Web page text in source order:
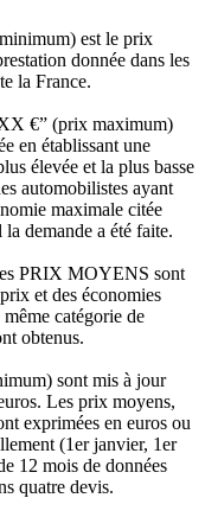
est le prix
donnée dans les
la France.
€” (prix maximum)
en établissant une
élevée et la plus basse
automobilistes ayant
maximale citée
demande a été faite.
PRIX MOYENS sont
et des économies
catégorie de
obtenus.
sont mis à jour
Les prix moyens,
exprimées en euros ou
(1er janvier, 1er
12 mois de données
quatre devis.